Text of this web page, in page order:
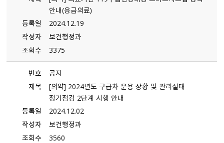
안내（응급의료）
등록일
2024.12.19
작성자
보건행정과
조회수
3375
번호
공지
제목
[의약] 2024년도 구급차 운용 상황 및 관리실태
정기점검 2단계 시행 안내
등록일
2024.12.02
작성자
보건행정과
조회수
3560